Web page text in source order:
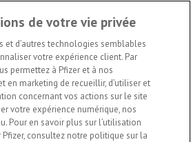
reçu le plus récent vaccin
19?
ici pour prendre rendez-vous :
de votre vie privée
et d’autres technologies semblables
votre expérience client. Par
permettez à Pfizer et à nos
en marketing de recueillir, d’utiliser et
concernant vos actions sur le site
votre expérience numérique, nos
Pour en savoir plus sur l’utilisation
consultez notre politique sur la